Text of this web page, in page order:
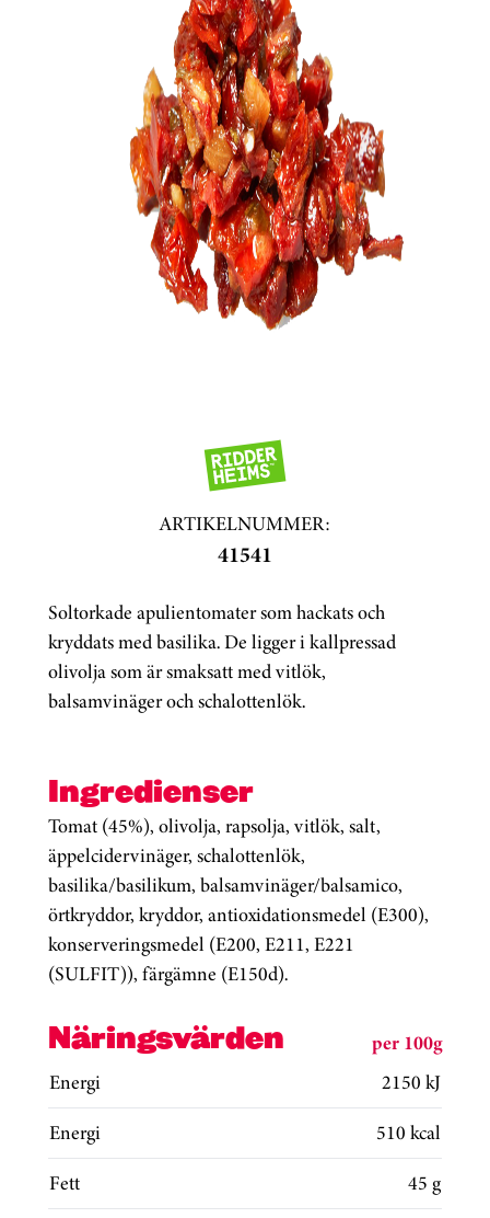
ARTIKELNUMMER:
41541
Soltorkade apulientomater som hackats och
kryddats med basilika. De ligger i kallpressad
olivolja som är smaksatt med vitlök,
balsamvinäger och schalottenlök.
Ingredienser
Tomat (45%), olivolja, rapsolja, vitlök, salt,
äppelcidervinäger, schalottenlök,
basilika/basilikum, balsamvinäger/balsamico,
örtkryddor, kryddor, antioxidationsmedel (E300),
konserveringsmedel (E200, E211, E221
(SULFIT)), färgämne (E150d).
Näringsvärden
per 100g
Energi
2150 kJ
Energi
510 kcal
Fett
45 g